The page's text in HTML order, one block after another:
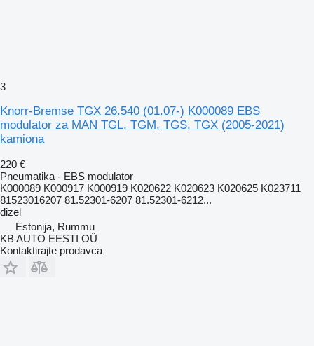
3
Knorr-Bremse TGX 26.540 (01.07-) K000089 EBS
modulator za MAN TGL, TGM, TGS, TGX (2005-2021)
kamiona
220 €
Pneumatika - EBS modulator
K000089 K000917 K000919 K020622 K020623 K020625 K023711
81523016207 81.52301-6207 81.52301-6212...
dizel
Estonija, Rummu
KB AUTO EESTI OÜ
Kontaktirajte prodavca